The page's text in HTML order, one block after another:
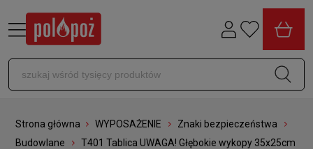
Strona główna WYPOSAŻENIE
Znaki bezpieczeństwa
Budowlane
T401 Tablica UWAGA! Głębokie wykopy 35x25cm